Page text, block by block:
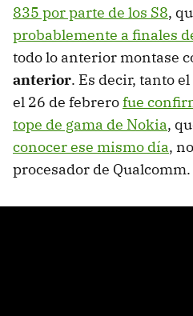
835 por parte de los S8,
probablemente a finales
todo lo anterior montase
anterior. Es decir, tanto el
el 26 de febrerofue
tope de gama de Nokia,
conocer ese mismo día,
procesador de Qualcomm.